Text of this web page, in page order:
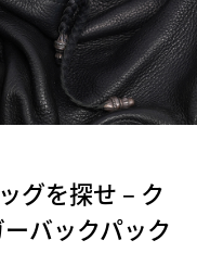
グを探せ – ク
バックパック